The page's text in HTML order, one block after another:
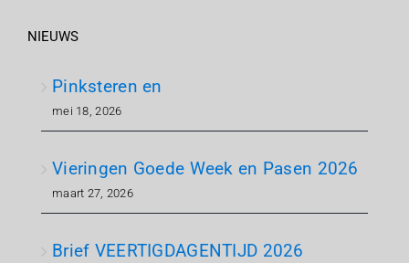
NIEUWS
Pinksteren en
mei 18, 2026
Vieringen Goede Week en Pasen 2026
maart 27, 2026
Brief VEERTIGDAGENTIJD 2026